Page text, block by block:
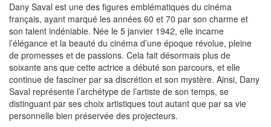
Dany Saval est une des figures emblématiques du cinéma
français, ayant marqué les années 60 et 70 par son charme et
son talent indéniable. Née le 5 janvier 1942, elle incarne
l’élégance et la beauté du cinéma d’une époque révolue, pleine
de promesses et de passions. Cela fait désormais plus de
soixante ans que cette actrice a débuté son parcours, et elle
continue de fasciner par sa discrétion et son mystère. Ainsi, Dany
Saval représente l’archétype de l’artiste de son temps, se
distinguant par ses choix artistiques tout autant que par sa vie
personnelle bien préservée des projecteurs.